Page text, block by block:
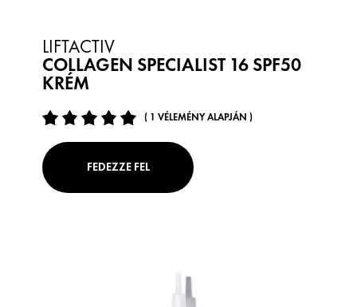
LIFTACTIV
COLLAGEN SPECIALIST 16 SPF50
KRÉM
( 1 VÉLEMÉNY ALAPJÁN )
FEDEZZE FEL